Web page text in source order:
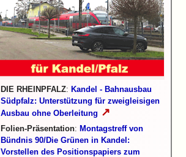
DIE RHEINPFALZ: Kandel - Bahnausbau
Südpfalz: Unterstützung für zweigleisigen
Ausbau ohne Oberleitung ↗
Folien-Präsentation: Montagstreff von
Bündnis 90/Die Grünen in Kandel:
Vorstellen des Positionspapiers zum